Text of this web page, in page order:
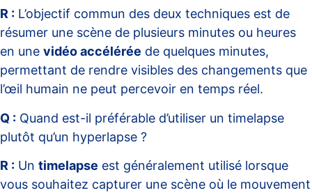
R : L’objectif commun des deux techniques est de
résumer une scène de plusieurs minutes ou heures
en une vidéo accélérée de quelques minutes,
permettant de rendre visibles des changements que
l’œil humain ne peut percevoir en temps réel.
Q : Quand est-il préférable d’utiliser un timelapse
plutôt qu’un hyperlapse ?
R : Un timelapse est généralement utilisé lorsque
vous souhaitez capturer une scène où le mouvement